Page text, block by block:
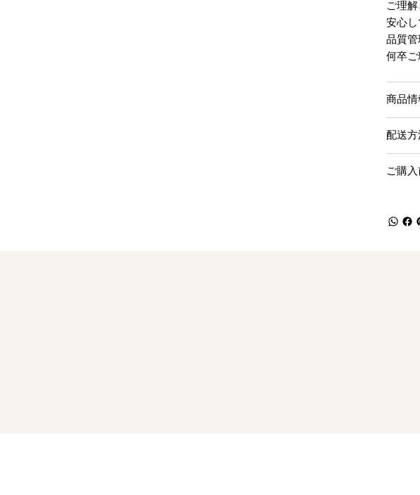
ご理
安心し
品質管
何卒ご
商品情
配送方
ご購